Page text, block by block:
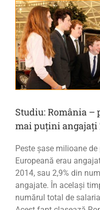
View
Larger
Image
Studiu: România –
mai puțini
Peste șase milioane
Europeană erau
2014, sau 2,9% din
angajate. În același
numărul total de